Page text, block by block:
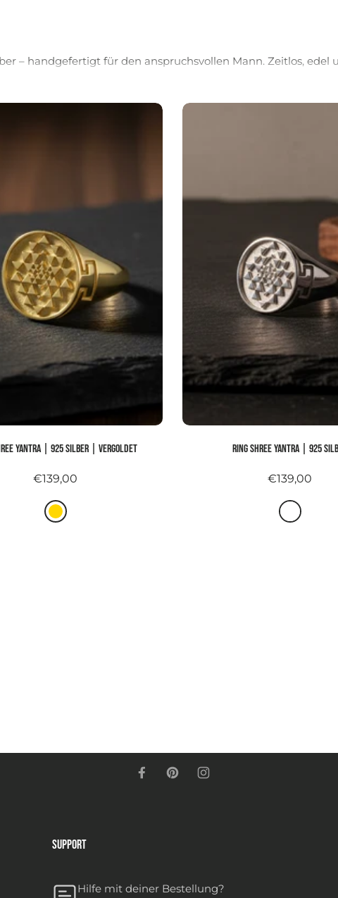
Beliebte Artikel
– handgefertigt für den anspruchsvollen Mann. Zeitlos, edel
YANTRA | 925 Silber | vergoldet
€139,00
Ring SHREE YANTRA | 925
€139,00
Support
Hilfe mit deiner Bestellung?